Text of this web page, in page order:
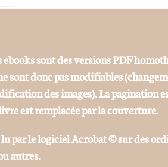
ebooks sont des versions PDF
sont donc pas modifiables
des images). La pagination
est remplacée par la couverture.
par le logiciel Acrobat © sur des
autres.